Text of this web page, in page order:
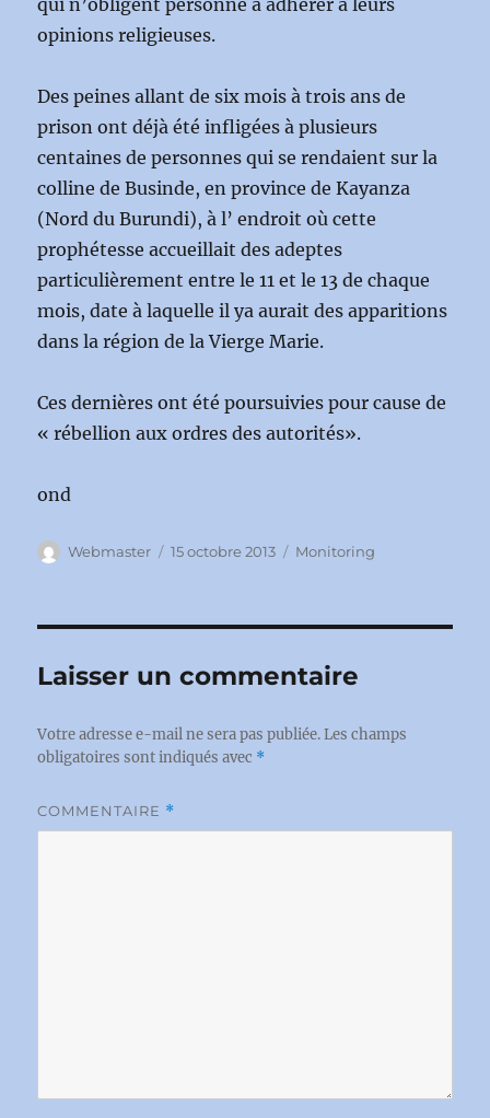
opinions religieuses.
Des peines allant de six mois à trois ans de
prison ont déjà été infligées à plusieurs
centaines de personnes qui se rendaient sur la
colline de Businde, en province de Kayanza
(Nord du Burundi), à l’ endroit où cette
prophétesse accueillait des adeptes
particulièrement entre le 11 et le 13 de chaque
mois, date à laquelle il ya aurait des apparitions
dans la région de la Vierge Marie.
Ces dernières ont été poursuivies pour cause de
« rébellion aux ordres des autorités».
ond
Auteur
Webmaster
Publié
15 octobre 2013 Catégories
Monitoring
Laisser un commentaire
Votre adresse e-mail ne sera pas publiée. Les champs
obligatoires sont indiqués avec *
COMMENTAIRE *